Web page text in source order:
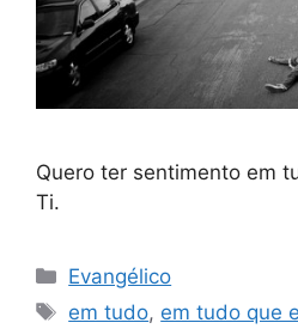
Quero ter sentimento em
Ti.
Categorias
Evangélico
Tags
em tudo, em tudo que